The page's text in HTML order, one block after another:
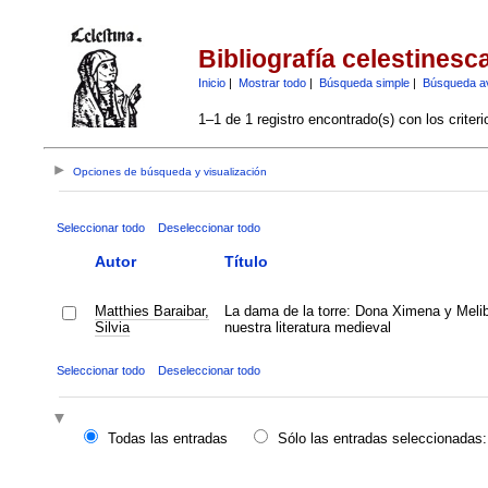
Bibliografía
Inicio| Mostrar todo| Búsqueda simple| Búsqueda
1–1 de 1 registro encontrado(s) con los
Opciones de búsqueda y visualización
Seleccionar todo Deseleccionar todo
Autor Título
Matthies Baraibar,
Silvia
La dama de la torre: Dona Ximena y
nuestra literatura medieval
Seleccionar todo Deseleccionar todo
Todas las entradas
Sólo las entradas seleccionadas: